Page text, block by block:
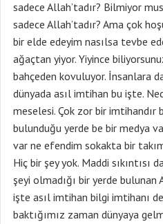
sadece Allah’tadır? Bilmiyor
sadece Allah’tadır? Ama çok
bir elde edeyim nasılsa tevbe
ağaçtan yiyor. Yiyince
bahçeden kovuluyor. İnsanlara
dünyada asıl imtihan bu işte.
meselesi. Çok zor bir imtihandır
bulunduğu yerde be bir medya
var ne efendim sokakta bir
Hiç bir şey yok. Maddi sıkıntısı
şeyi olmadığı bir yerde bulunan
işte asıl imtihan bilgi imtihanı
baktığımız zaman dünyaya